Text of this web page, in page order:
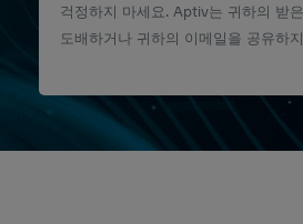
걱정하지 마세요. Aptiv는 귀하의 받
도배하거나 귀하의 이메일을 공유하